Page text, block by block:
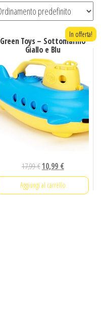
Green Toys – Sottomarino
Giallo e Blu
In offerta!
17,99€Il
prezzo
originale
10,99 €Il
prezzo
attuale
Aggiungi al carrello